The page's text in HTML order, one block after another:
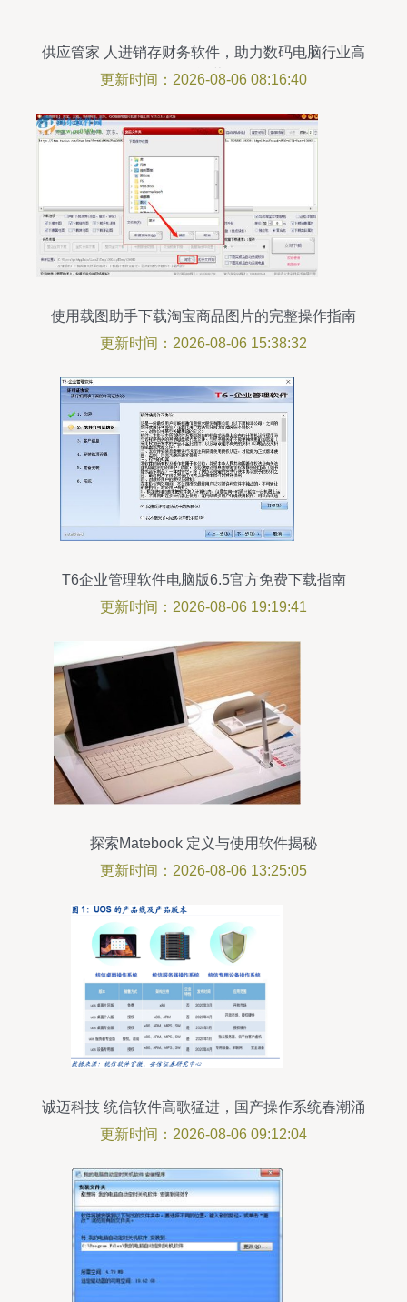
供应管家 人进销存财务软件，助力数码电脑行业高
效运营
更新时间：2026-08-06 08:16:40
使用载图助手下载淘宝商品图片的完整操作指南
更新时间：2026-08-06 15:38:32
T6企业管理软件电脑版6.5官方免费下载指南
更新时间：2026-08-06 19:19:41
探索Matebook 定义与使用软件揭秘
更新时间：2026-08-06 13:25:05
诚迈科技 统信软件高歌猛进，国产操作系统春潮涌
动
更新时间：2026-08-06 09:12:04